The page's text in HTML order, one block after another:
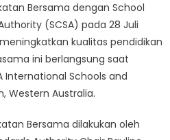
SCSA
Western
Australia,
Putera
Sampoerna
Foundation
Tingkatkan
Kualitas
Bersama dengan School
(SCSA) pada 28 Juli
kualitas pendidikan
ini berlangsung saat
International Schools and
Western Australia.
Bersama dilakukan oleh